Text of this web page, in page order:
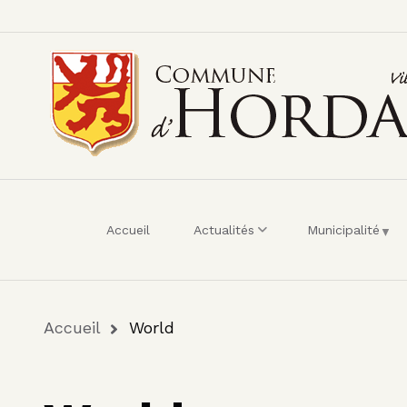
Menu du compte
Accueil Actualités Municipalité
Fil d'Ariane
Accueil World